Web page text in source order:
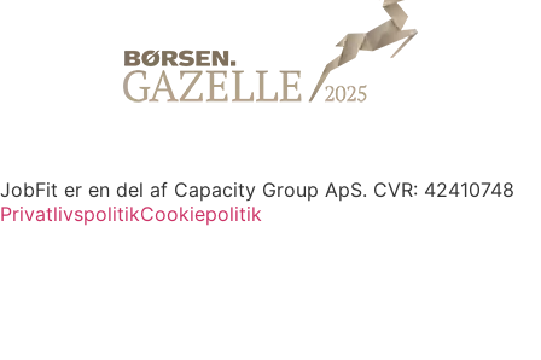
JobFit er en del af Capacity Group ApS. CVR: 42410748
PrivatlivspolitikCookiepolitik